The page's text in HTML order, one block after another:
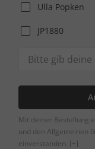
Ulla Popken
JP1880
Mit deiner Bestellung
und den Allgemeinen
einverstanden. [+]